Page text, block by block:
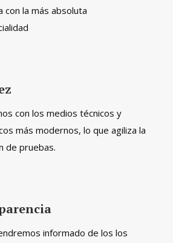
con la más absoluta
con los medios técnicos y
más modernos, lo que agiliza la
de pruebas.
informado de los los